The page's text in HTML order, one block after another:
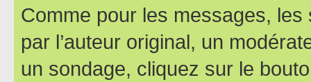
Comme pour les messages,
par l’auteur original, un
un sondage, cliquez sur le